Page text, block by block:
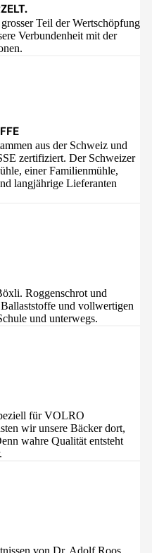
Teil der Wertschöpfung
Verbundenheit mit der
aus der Schweiz und
zertifiziert. Der Schweizer
einer Familienmühle,
langjährige Lieferanten
Roggenschrot und
und vollwertigen
und unterwegs.
für VOLRO
wir unsere Bäcker dort,
wahre Qualität entsteht
von Dr. Adolf Roos,